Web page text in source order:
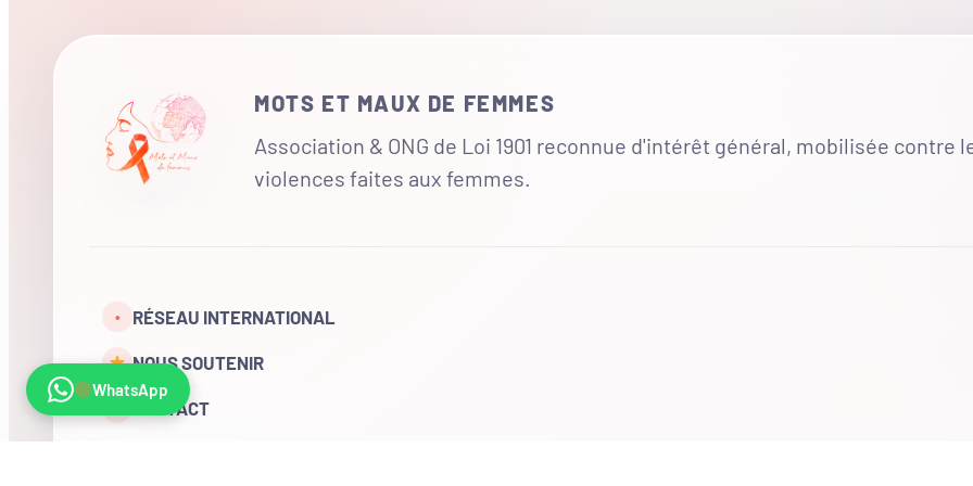
MOTS ET MAUX DE FEMMES
Association & ONG de Loi 1901 reconnue d'intérêt général, mobilisée contre
violences faites aux femmes.
• RÉSEAU INTERNATIONAL
NOUS SOUTENIR
CONTACT
WhatsApp